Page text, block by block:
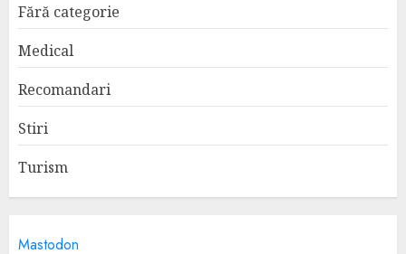
Fără categorie
Medical
Recomandari
Stiri
Turism
Mastodon